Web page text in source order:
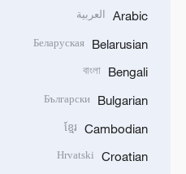
Arabic العربية
Belarusian
Беларуская
Bengali
বাংলা
Bulgarian
Български
Cambodian
ខ្មែរ
Croatian
Hrvatski